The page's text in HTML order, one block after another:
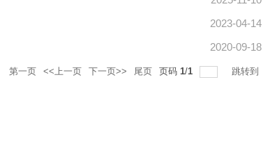
2023-04-14
2020-09-18
第一页 <<上一页 下一页>> 尾页 页码 1/1 跳转到